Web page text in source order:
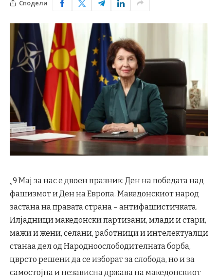
Сподели
„9 Мај за нас е двоен празник: Ден на победата над
фашизмот и Ден на Европа. Македонскиот народ
застана на правата страна – антифашистичката.
Илјадници македонски партизани, млади и стари,
мажи и жени, селани, работници и интелектуалци
станаа дел од Народноослободителната борба,
цврсто решени да се изборат за слобода, но и за
самостојна и независна држава на македонскиот